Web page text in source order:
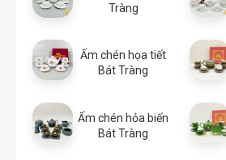
Tràng
Ấm chén họa tiết
Bát Tràng
Ấm chén hỏa biến
Bát Tràng